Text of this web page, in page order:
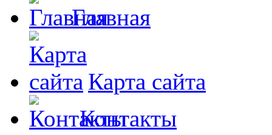
Главная
Карта сайта
Контакты